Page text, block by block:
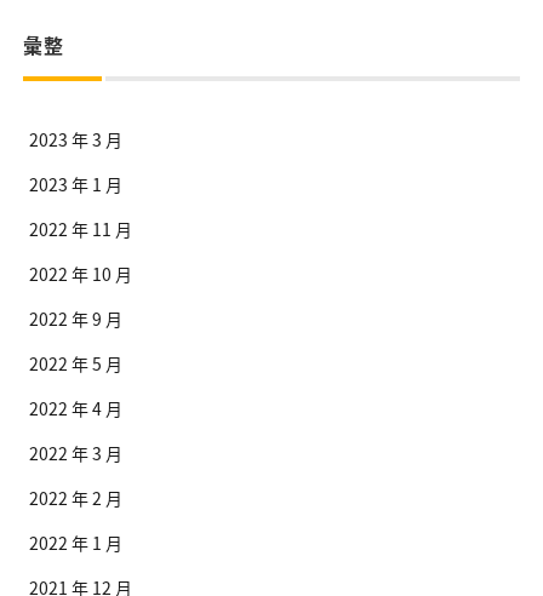
彙整
2023 年 3 月
2023 年 1 月
2022 年 11 月
2022 年 10 月
2022 年 9 月
2022 年 5 月
2022 年 4 月
2022 年 3 月
2022 年 2 月
2022 年 1 月
2021 年 12 月